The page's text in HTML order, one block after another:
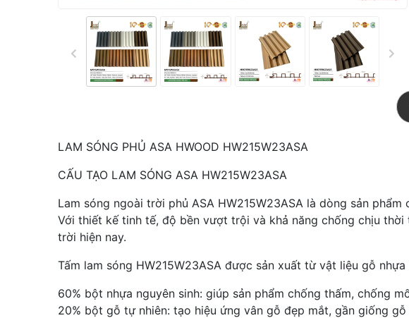
LAM SÓNG PHỦ ASA HWOOD HW215W23ASA
CẤU TẠO LAM SÓNG ASA HW215W23ASA
Lam sóng ngoài trời phủ ASA HW215W23ASA là dòng sản
Với thiết kế tinh tế, độ bền vượt trội và khả năng chống chịu
trời hiện nay.
Tấm lam sóng HW215W23ASA được sản xuất từ vật liệu gỗ
60% bột nhựa nguyên sinh: giúp sản phẩm chống thấm, chống
20% bột gỗ tự nhiên: tạo hiệu ứng vân gỗ đẹp mắt, gần giống